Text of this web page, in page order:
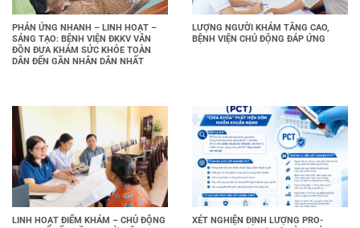
PHẢN ỨNG NHANH – LINH HOẠT –
SÁNG TẠO: BỆNH VIỆN ĐKKV VÂN
ĐỒN ĐƯA KHÁM SỨC KHỎE TOÀN
DÂN ĐẾN GẦN NHÂN DÂN NHẤT
LƯỢNG NGƯỜI KHÁM TĂNG CAO,
BỆNH VIỆN CHỦ ĐỘNG ĐÁP ỨNG
LINH HOẠT ĐIỂM KHÁM – CHỦ ĐỘNG
XÉT NGHIỆN ĐỊNH LƯỢNG PRO-